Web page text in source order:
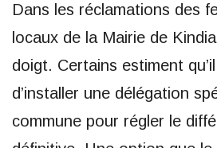
Dans les réclamations des
locaux de la Mairie de
doigt. Certains estiment
d’installer une délégation
commune pour régler le